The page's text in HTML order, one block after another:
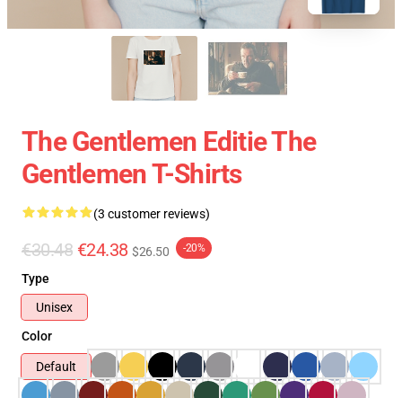
The Gentlemen Editie The
Gentlemen T-Shirts
(3 customer reviews)
€30.48 €24.38 $26.50 -20%
Type
Unisex
Color
Default